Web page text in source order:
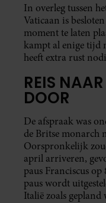
In overleg tussen
Vaticaan is
moment te laten
kampt al enige tijd
heeft extra rust
REIS
DOOR
De afspraak was
de Britse monarch
Oorspronkelijk
april arriveren,
paus Franciscus
paus wordt
Italië zoals gepland